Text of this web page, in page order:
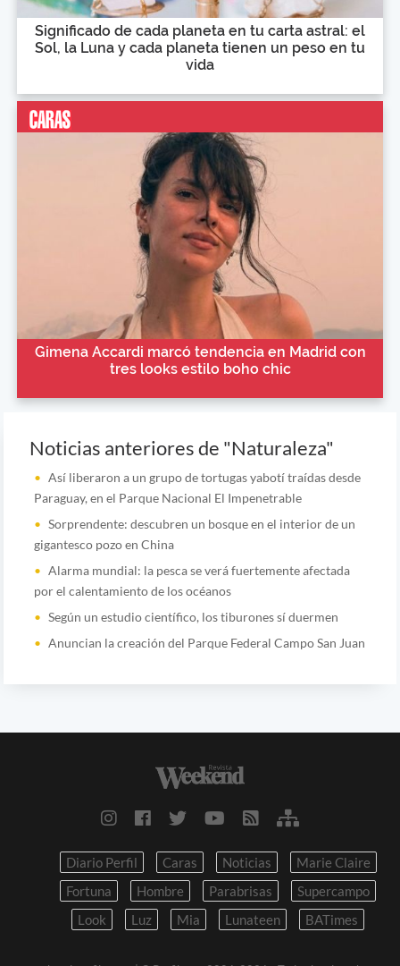
Significado de cada planeta en tu carta astral: el
Sol, la Luna y cada planeta tienen un peso en tu
vida
Gimena Accardi marcó tendencia en Madrid con
tres looks estilo boho chic
Noticias anteriores de "Naturaleza"
Así liberaron a un grupo de tortugas yabotí traídas desde
Paraguay, en el Parque Nacional El Impenetrable
Sorprendente: descubren un bosque en el interior de un
gigantesco pozo en China
Alarma mundial: la pesca se verá fuertemente afectada
por el calentamiento de los océanos
Según un estudio científico, los tiburones sí duermen
Anuncian la creación del Parque Federal Campo San Juan
Diario Perfil Caras Noticias
Marie Claire
Fortuna
Hombre Parabrisas
Supercampo
Look
Luz Mia Lunateen BATimes